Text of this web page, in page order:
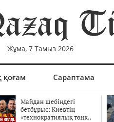
Жұма, 7 Тамыз 2026
қоғам Сараптама
Майдан шебіндегі
бетбұрыс: Киевтің
«технократиялық төңк..